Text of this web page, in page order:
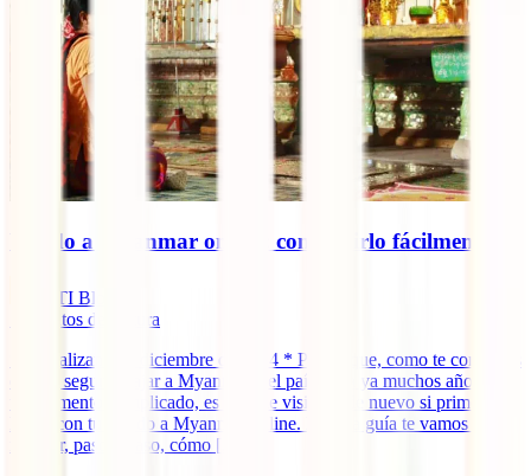
Visado a Myanmar online: conseguirlo fácilmente
IATI Blog
minutos de lectura
* Actualizando a diciembre de 2024 * Pese a que, como te contamos
en ¿Es seguro viajar a Myanmar?, el país lleva ya muchos años en
un momento complicado, es posible visitarlo de nuevo si primero te
haces con tu visado a Myanmar online. En esta guía te vamos a
mostrar, paso a paso, cómo [...]